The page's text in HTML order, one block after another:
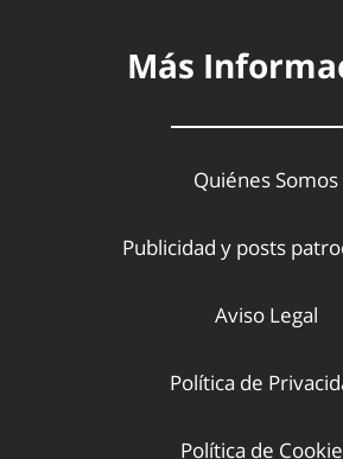
Más
Quiénes Somos
Publicidad y posts
Aviso Legal
Política de
Política de